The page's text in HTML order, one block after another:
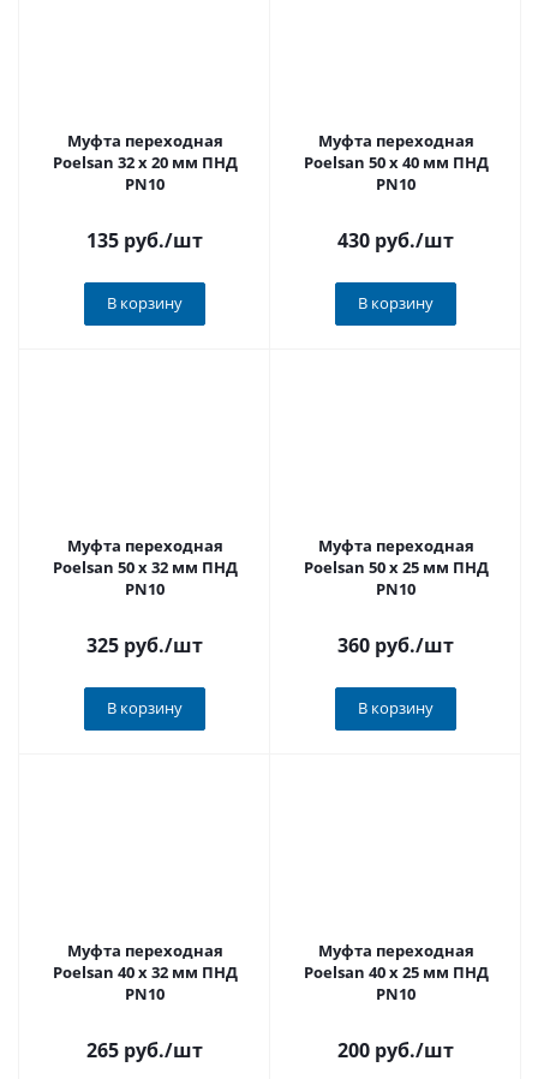
Муфта переходная
Poelsan 32 х 20 мм ПНД
PN10
135 руб./шт
В корзину
Муфта переходная
Poelsan 50 х 40 мм ПНД
PN10
430 руб./шт
В корзину
Муфта переходная
Poelsan 50 х 32 мм ПНД
PN10
325 руб./шт
В корзину
Муфта переходная
Poelsan 50 х 25 мм ПНД
PN10
360 руб./шт
В корзину
Муфта переходная
Poelsan 40 х 32 мм ПНД
PN10
265 руб./шт
Муфта переходная
Poelsan 40 х 25 мм ПНД
PN10
200 руб./шт